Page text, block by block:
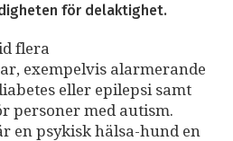
för delaktighet.
flera
exempelvis alarmerande
eller epilepsi samt
personer med autism.
en psykisk hälsa-hund en